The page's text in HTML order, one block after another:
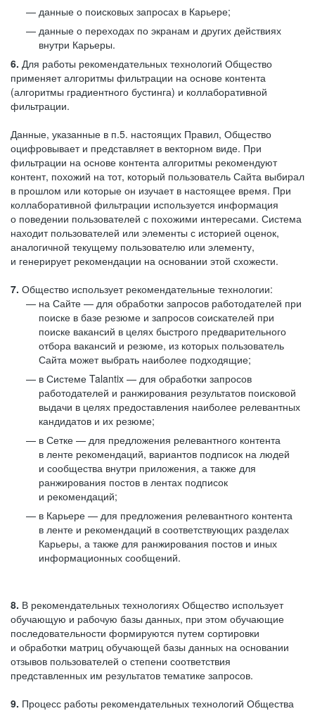
данные о поисковых запросах в Карьере;
данные о переходах по экранам и других действиях
внутри Карьеры.
6. Для работы рекомендательных технологий Общество
применяет алгоритмы фильтрации на основе контента
(алгоритмы градиентного бустинга) и коллаборативной
фильтрации.
Данные, указанные в п.5. настоящих Правил, Общество
оцифровывает и представляет в векторном виде. При
фильтрации на основе контента алгоритмы рекомендуют
контент, похожий на тот, который пользователь Сайта выбирал
в прошлом или которые он изучает в настоящее время. При
коллаборативной фильтрации используется информация
о поведении пользователей с похожими интересами. Система
находит пользователей или элементы с историей оценок,
аналогичной текущему пользователю или элементу,
и генерирует рекомендации на основании этой схожести.
7. Общество использует рекомендательные технологии:
на Сайте — для обработки запросов работодателей при
поиске в базе резюме и запросов соискателей при
поиске вакансий в целях быстрого предварительного
отбора вакансий и резюме, из которых пользователь
Сайта может выбрать наиболее подходящие;
в Системе Talantix — для обработки запросов
работодателей и ранжирования результатов поисковой
выдачи в целях предоставления наиболее релевантных
кандидатов и их резюме;
в Сетке — для предложения релевантного контента
в ленте рекомендаций, вариантов подписок на людей
и сообщества внутри приложения, а также для
ранжирования постов в лентах подписок
и рекомендаций;
в Карьере — для предложения релевантного контента
в ленте и рекомендаций в соответствующих разделах
Карьеры, а также для ранжирования постов и иных
информационных сообщений.
8. В рекомендательных технологиях Общество использует
обучающую и рабочую базы данных, при этом обучающие
последовательности формируются путем сортировки
и обработки матриц обучающей базы данных на основании
отзывов пользователей о степени соответствия
представленных им результатов тематике запросов.
9. Процесс работы рекомендательных технологий Общества